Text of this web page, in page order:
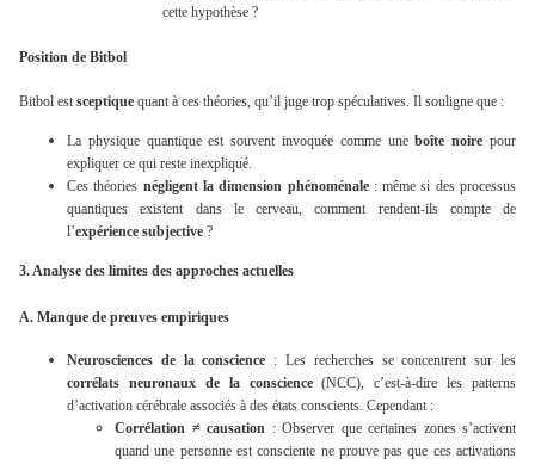
cette hypothèse ?
Position de Bitbol
Bitbol est sceptique quant à ces théories, qu’il juge trop spéculatives. Il souligne que :
La physique quantique est souvent invoquée comme uneboîte noire pour
expliquer ce qui reste inexpliqué.
Ces théories négligent la dimension phénoménale: même si des processus
quantiques existent dans le cerveau, comment rendent-ils compte de
l’expérience subjective ?
3. Analyse des limites des approches actuelles
A. Manque de preuves empiriques
Neurosciences de la conscience : Les recherches se concentrent sur les
corrélats neuronaux de la conscience(NCC), c’est-à-dire les patterns
d’activation cérébrale associés à des états conscients. Cependant :
Corrélation ≠ causation : Observer que certaines zones s’activent
quand une personne est consciente ne prouve pas que ces activations